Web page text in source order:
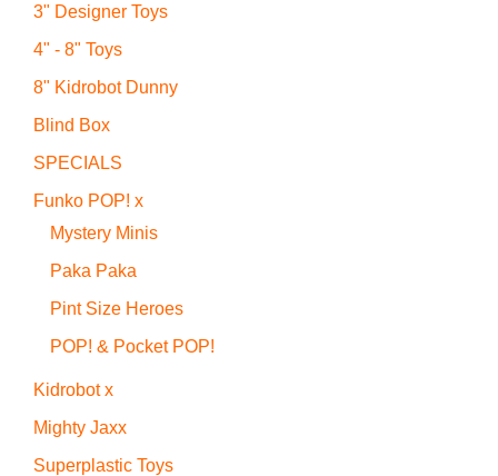
3" Designer Toys
4" - 8" Toys
8" Kidrobot Dunny
Blind Box
SPECIALS
Funko POP! x
Mystery Minis
Paka Paka
Pint Size Heroes
POP! & Pocket POP!
Kidrobot x
Mighty Jaxx
Superplastic Toys